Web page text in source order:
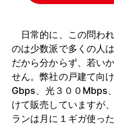
日常的に、この問わ
のは少数派で多くの人
だから分からず、若い
せん。弊社の戸建て向
Gbps、光３００Mbps
けて販売していますが
ランは月に１ギガ使っ